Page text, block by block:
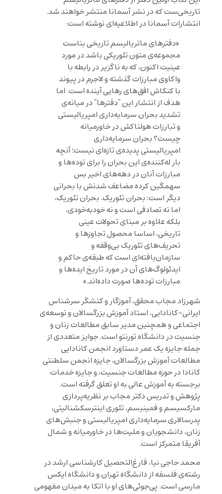
تاریخی‌ست که در نشر آسمانا منتشر خواهند شد.
انتشارات آسمانا در اطلاعیه‌ای نوشته است:
«دفترهای ماتریالیسم تاریخی بناست
مجموعه‌ی متون تئوریکی باشد در مورد
عینیت اکنون، که به ناگزیر در رابطه با
واکاوی مبارزات گذشته و لاجرم در پیوند
با کنکاش افق‌های رهایی آینده است. اما
هدف از انتشار این “دفترها” در میانه‌ی
تشدید بحران سرمایه‌داری امپریالیستی
و تبارزات هولناکش در خاورمیانه
چیست؟ بحران سرمایه‌داری
امپریالیستی پدیده‌ی تازه‌ای نیست؛ آنچه
بار له‌کننده‌ی این بحران را برای توده‌ها و
مبارزات آنان در دهه‌های اخیر بس
سهمگین کرده مضاعف شدنش با بحرانی
دیگر است: بحران تئوریک. بحران تئوریک،
اما نه تصادفی است و نه خودبه‌خودی،
بلکه علاوه بر مبنای تحولات عینی
تاریخی، اساسا محصول تجاوزها و
تحریف‌های تئوریک بی‌وقفه و
سازمان‌یافته‌ای است که طبقه‌ی حاکم و
ایدئولوگ‌های آن در مورد تاریخ ایده‌ها و
مبارزات توده‌ها صورت داده‌اند.»
شهرزاد مجاب محقق، آموزگار و کنشگر سرشناس
ایرانی-کانادایی، استاد آموزش بزرگسالان و توسعه‌ی
اجتماعی و همچنین مدیر سابق مطالعات زنان و
جنسیت در دانشگاه تورنتو است. جوایز متعددی از
جمله جایزه یک عمر دستاورد انجمن کانادایی
مطالعات آموزش بزرگسالان، جایزه انجمن سلطنتی
کانادا در حوزه مطالعات جنسیت، و جایزه خدمات
برجسته به آموزش عالی به او تعلق گرفته است.
پژوهش و تدریس دکتر مجاب بر نظریه‌پردازی
مارکسیسم و فمینیسم، تئوری اینترسکشنالیتی،
پدرسالاری سرمایه‌داری امپریالیستی و جنبش‌های
زنان، دانشجویان و ملیت‌ها در خاورمیانه و شمال
آفریقا متمرکز است.
محمد حاجی ­نیا، فارغ‌التحصیل کارشناسی ارشد در
رشته­‌ی فلسفه از دانشگاه تهران و دانشگاه ایکس
مارسی است. پی‌­جوئی‌­های او با اتکا به میدان مفهومی